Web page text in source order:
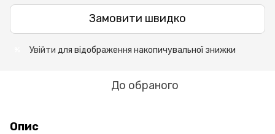
Замовити швидко
Увійти для відображення накопичувальної знижки
До обраного
Опис